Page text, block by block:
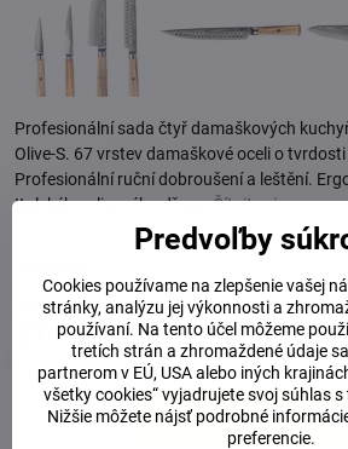
Profesionální sada čtyř damaškových
Olive-S. 67 vrstev damaškové oceli o tvrdosti
Profesionální ruční dobroušení a leštění.
Italského olivového dřeva.Čítajte viac
248 € Zľava 37 €
211 €
Do
Predvoľby
Cookies používame na zlepšenie vašej
stránky, analýzu jej výkonnosti a
používaní. Na tento účel môžeme
tretích strán a zhromaždené údaje
partnerom v EÚ, USA alebo iných
všetky cookies“ vyjadrujete svoj súhlas
Nižšie môžete nájsť podrobné
preferencie.